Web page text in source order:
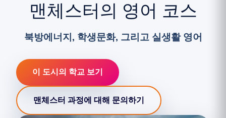
맨체스터의 영어 코스
북방에너지, 학생문화, 그리고 실생활 영어
이 도시의 학교 보기
맨체스터 과정에 대해 문의하기